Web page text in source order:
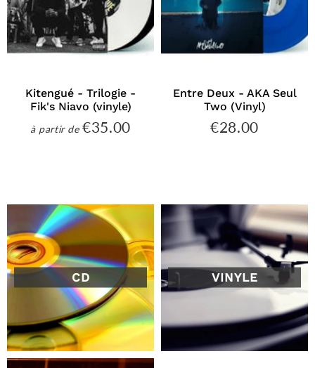
Kitengué - Trilogie -
Fik's Niavo (vinyle)
à partir dePrix
€35.00
Entre Deux - AKA Seul
Two (Vinyl)
Prix
€28.00
CD VINYLE